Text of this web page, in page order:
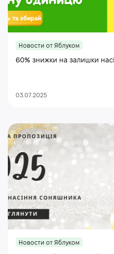
Новости от Яблуком
60% знижки на залишки
03.07.2025
Новости от Яблуком